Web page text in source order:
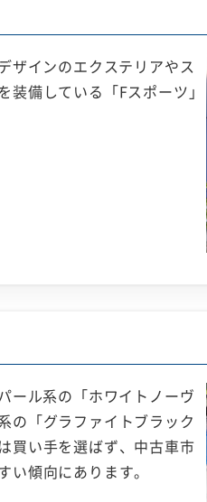
ザインのエクステリアやス
備している「Fスポーツ」
ール系の「ホワイトノーヴ
の「グラファイトブラック
買い手を選ばず、中古車市
傾向にあります。